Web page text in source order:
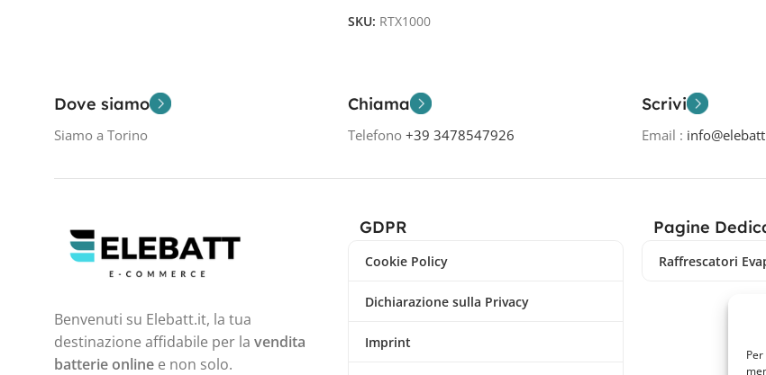
SKU: RTX1000
Dove siamo
Siamo a Torino
Chiama
Telefono +39 3478547926
Scrivi
Email :
Benvenuti su Elebatt.it, la tua
destinazione affidabile per la vendita
batterie online e non solo.
GDPR
Cookie Policy
Dichiarazione sulla Privacy
Imprint
Pagine
Raffrescatori